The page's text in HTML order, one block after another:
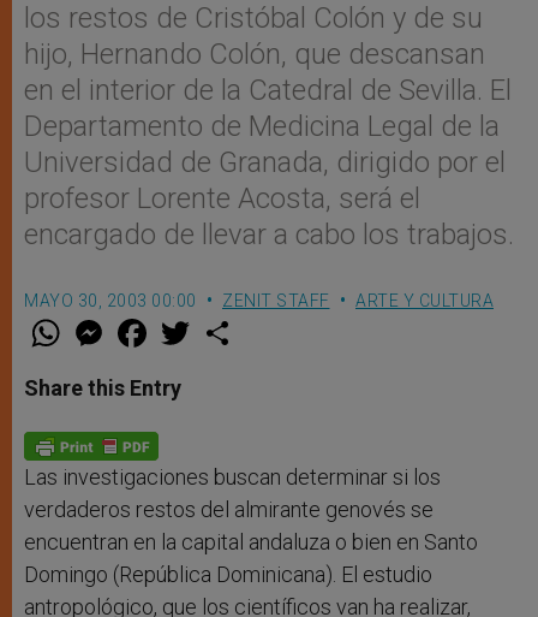
los restos de Cristóbal Colón y de su
hijo, Hernando Colón, que descansan
en el interior de la Catedral de Sevilla. El
Departamento de Medicina Legal de la
Universidad de Granada, dirigido por el
profesor Lorente Acosta, será el
encargado de llevar a cabo los trabajos.
MAYO 30, 2003 00:00 ZENIT STAFF ARTE Y CULTURA
W
t
s
p
p
M
e
s
e
g
e
r
F
a
e
b
o
k
w
Share this Entry
Las investigaciones buscan determinar si los
verdaderos restos del almirante genovés se
encuentran en la capital andaluza o bien en Santo
Domingo (República Dominicana). El estudio
antropológico, que los científicos van ha realizar,